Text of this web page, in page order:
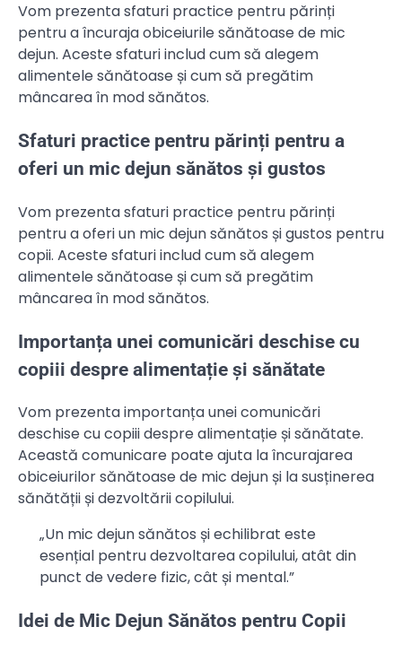
Vom prezenta sfaturi practice pentru părinți
pentru a încuraja obiceiurile sănătoase de mic
dejun. Aceste sfaturi includ cum să alegem
alimentele sănătoase și cum să pregătim
mâncarea în mod sănătos.
Sfaturi practice pentru părinți pentru a
oferi un mic dejun sănătos și gustos
Vom prezenta sfaturi practice pentru părinți
pentru a oferi un mic dejun sănătos și gustos pentru
copii. Aceste sfaturi includ cum să alegem
alimentele sănătoase și cum să pregătim
mâncarea în mod sănătos.
Importanța unei comunicări deschise cu
copiii despre alimentație și sănătate
Vom prezenta importanța unei comunicări
deschise cu copiii despre alimentație și sănătate.
Această comunicare poate ajuta la încurajarea
obiceiurilor sănătoase de mic dejun și la susținerea
sănătății și dezvoltării copilului.
„Un mic dejun sănătos și echilibrat este
esențial pentru dezvoltarea copilului, atât din
punct de vedere fizic, cât și mental.”
Idei de Mic Dejun Sănătos pentru Copii